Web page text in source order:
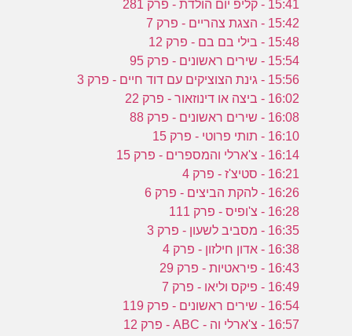
15:41 - קליפ יום הולדת - פרק 281
15:42 - הצגת צהריים - פרק 7
15:48 - בילי בם בם - פרק 12
15:54 - שירים ראשונים - פרק 95
15:56 - גינת הצוציקים עם דוד חיים - פרק 3
16:02 - ביצה או דינוזאור - פרק 22
16:08 - שירים ראשונים - פרק 88
16:10 - תותי פרוטי - פרק 15
16:14 - צ'ארלי והמספרים - פרק 15
16:21 - סטיצ'ז - פרק 4
16:26 - להקת הביצים - פרק 6
16:28 - צ'ופיס - פרק 111
16:35 - מסביב לשעון - פרק 3
16:38 - אדון חילזון - פרק 4
16:43 - פיראטיות - פרק 29
16:49 - פיקס וליאו - פרק 7
16:54 - שירים ראשונים - פרק 119
16:57 - צ'ארלי וה - ABC - פרק 12